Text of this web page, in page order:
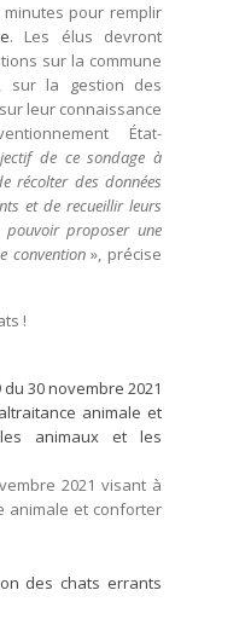
pour remplir
. Les élus devront
sur la commune
sur la gestion des
leur connaissance
État-
de ce sondage à
récolter des données
et de recueillir leurs
proposer une
convention», précise
!
du 30 novembre 2021
animale et
animaux et les
2021 visant à
animale et conforter
des chats errants